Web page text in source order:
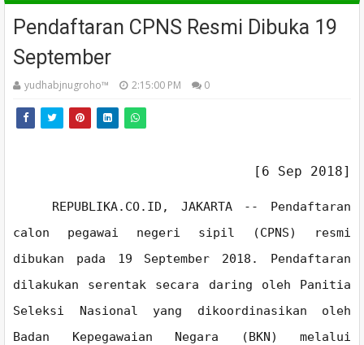
Pendaftaran CPNS Resmi Dibuka 19
September
yudhabjnugroho™️ 2:15:00 PM 0
[6 Sep 2018]
REPUBLIKA.CO.ID, JAKARTA -- Pendaftaran
calon pegawai negeri sipil (CPNS) resmi
dibukan pada 19 September 2018. Pendaftaran
dilakukan serentak secara daring oleh Panitia
Seleksi Nasional yang dikoordinasikan oleh
Badan Kepegawaian Negara (BKN) melalui